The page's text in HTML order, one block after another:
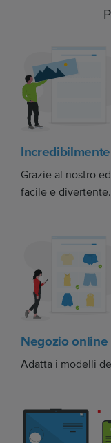
Grazie al nostro
facile e divertente.
Negozio
Adatta i modelli